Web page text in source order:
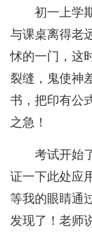
初一上学
与课桌离得老
怵的一门，这
裂缝，鬼使神
书，把印有公
之急！
考试开始
证一下此处应
等我的眼睛通
发现了！老师